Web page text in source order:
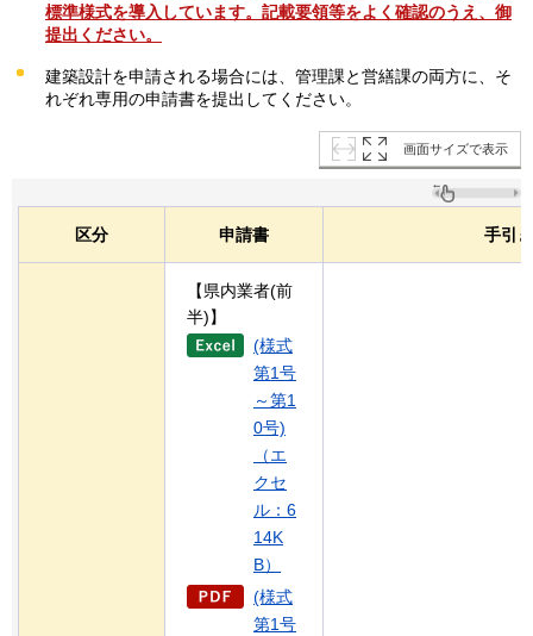
標準様式を導入しています。記載要領等をよく確認のうえ、御
提出ください。
建築設計を申請される場合には、管理課と営繕課の両方に、そ
れぞれ専用の申請書を提出してください。
画面サイズで表示
区分 申請書 手引
【県内業者(前
半)】
(様式
第1号
～第1
0号)
（エ
クセ
ル：6
14K
B）
(様式
第1号